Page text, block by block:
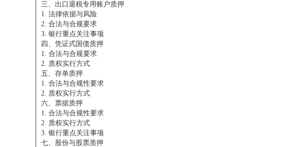
三、出口退税专用账户质押
1. 法律依据与风险
2. 合法与合规要求
3. 银行重点关注事项
四、凭证式国债质押
1. 合法与合规要求
2. 质权实行方式
五、存单质押
1. 合法与合规性要求
2. 质权实行方式
六、票据质押
1. 合法与合规性要求
2. 质权实行方式
3. 银行重点关注事项
七、股份与股票质押